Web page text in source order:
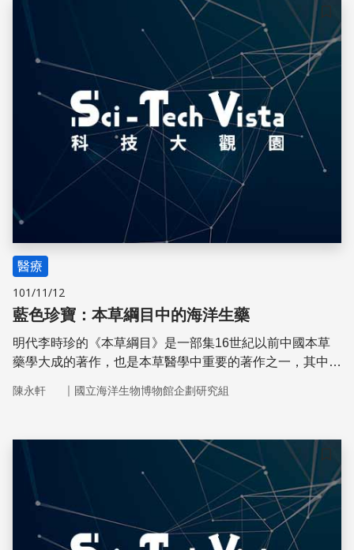
儲存
醫療
101/11/12
藍色珍寶：本草綱目中的海洋生藥
明代李時珍的《本草綱目》是一部集16世紀以前中國本草
藥學大成的著作，也是本草醫學中重要的著作之一，其中海
盛有不可磨滅的貢獻。
陳永軒 ｜ 國立海洋生物博物館企劃研究組
儲存